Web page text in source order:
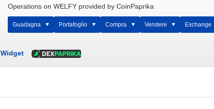
Operations on WELFY provided by CoinPaprika
Guadagna Portafoglio Compra Vendere Exchange
Widget